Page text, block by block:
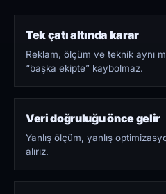
Tek çatı altında karar
Reklam, ölçüm ve teknik aynı
“başka ekipte” kaybolmaz.
Veri doğruluğu önce gelir
Yanlış ölçüm, yanlış
alırız.